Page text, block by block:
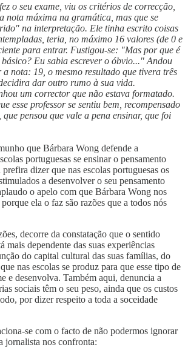
o seu exame, viu os critérios de correcção,
nota máxima na gramática, mas que se
na interpretação. Ele tinha escrito coisas
teria, no máximo 16 valores (de 0 e
para entrar. Fustigou-se: "Mas por que é
Eu sabia escrever o óbvio..." Andou
a nota: 19, o mesmo resultado que tivera três
dar outro rumo à sua vida.
um corrector que não estava formatado.
esse professor se sentiu bem, recompensado
pensou que vale a pena ensinar, que foi
que Bárbara Wong defende a
portuguesas se ensinar o pensamento
dizer que nas escolas portuguesas os
a desenvolver o seu pensamento
o apelo com que Bárbara Wong nos
ela o faz são razões que a todos nós
decorre da constatação que o sentido
mais dependente das suas experiências
do capital cultural das suas famílias, do
nas escolas se produz para que esse tipo de
e desenvolva. Também aqui, denuncia a
sociais têm o seu peso, ainda que os custos
por dizer respeito a toda a soceidade
se com o facto de não podermos ignorar
jornalista nos confronta: